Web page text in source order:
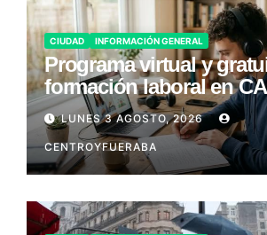
CIUDAD INFORMACIÓN GENERAL
Programa virtual y
formación laboral en
LUNES 3 AGOSTO, 2026
CENTROYFUERABA